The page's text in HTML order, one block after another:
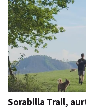
Sorabilla Trail,